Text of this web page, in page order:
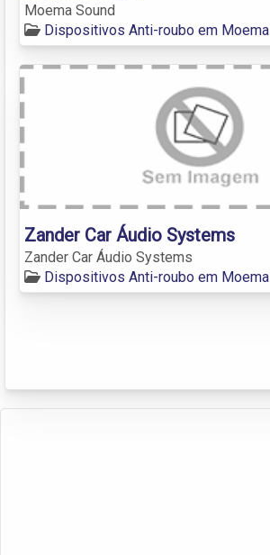
Moema Sound
Dispositivos Anti-roubo em Moema
Zander Car Áudio Systems
Zander Car Áudio Systems
Dispositivos Anti-roubo em Moema